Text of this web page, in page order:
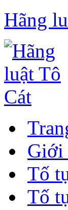
Hãng
Giới
Tố
Tố